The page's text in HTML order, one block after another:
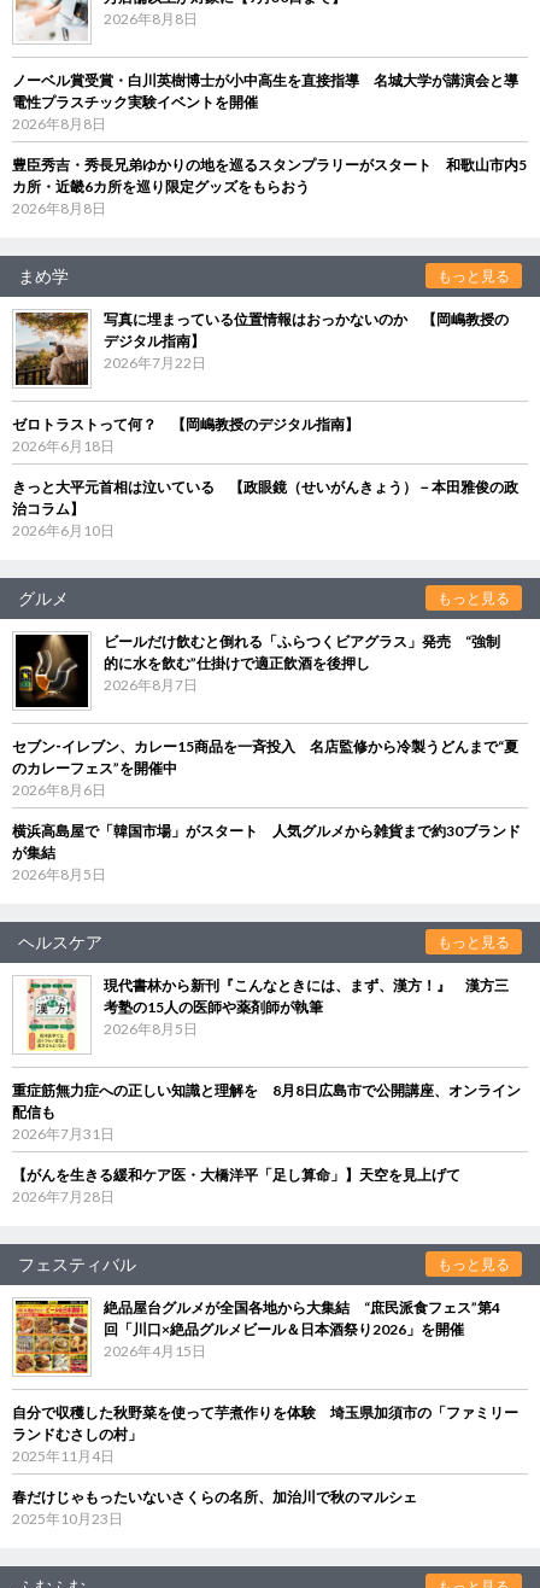
2026年8月8日
ノーベル賞受賞・白川英樹博士が小中高生を直接指導 名城大学が講演会と導
電性プラスチック実験イベントを開催
2026年8月8日
豊臣秀吉・秀長兄弟ゆかりの地を巡るスタンプラリーがスタート 和歌山市内5
カ所・近畿6カ所を巡り限定グッズをもらおう
2026年8月8日
まめ学 もっと見る
写真に埋まっている位置情報はおっかないのか 【岡嶋教授の
デジタル指南】
2026年7月22日
ゼロトラストって何？ 【岡嶋教授のデジタル指南】
2026年6月18日
きっと大平元首相は泣いている 【政眼鏡（せいがんきょう）－本田雅俊の政
治コラム】
2026年6月10日
グルメ もっと見る
ビールだけ飲むと倒れる「ふらつくビアグラス」発売 “強制
的に水を飲む”仕掛けで適正飲酒を後押し
2026年8月7日
セブン‐イレブン、カレー15商品を一斉投入 名店監修から冷製うどんまで“夏
のカレーフェス”を開催中
2026年8月6日
横浜高島屋で「韓国市場」がスタート 人気グルメから雑貨まで約30ブランド
が集結
2026年8月5日
ヘルスケア もっと見る
現代書林から新刊『こんなときには、まず、漢方！』 漢方三
考塾の15人の医師や薬剤師が執筆
2026年8月5日
重症筋無力症への正しい知識と理解を 8月8日広島市で公開講座、オンライン
配信も
2026年7月31日
【がんを生きる緩和ケア医・大橋洋平「足し算命」】天空を見上げて
2026年7月28日
フェスティバル もっと見る
絶品屋台グルメが全国各地から大集結 “庶民派食フェス”第4
回「川口×絶品グルメビール＆日本酒祭り2026」を開催
2026年4月15日
自分で収穫した秋野菜を使って芋煮作りを体験 埼玉県加須市の「ファミリー
ランドむさしの村」
2025年11月4日
春だけじゃもったいないさくらの名所、加治川で秋のマルシェ
2025年10月23日